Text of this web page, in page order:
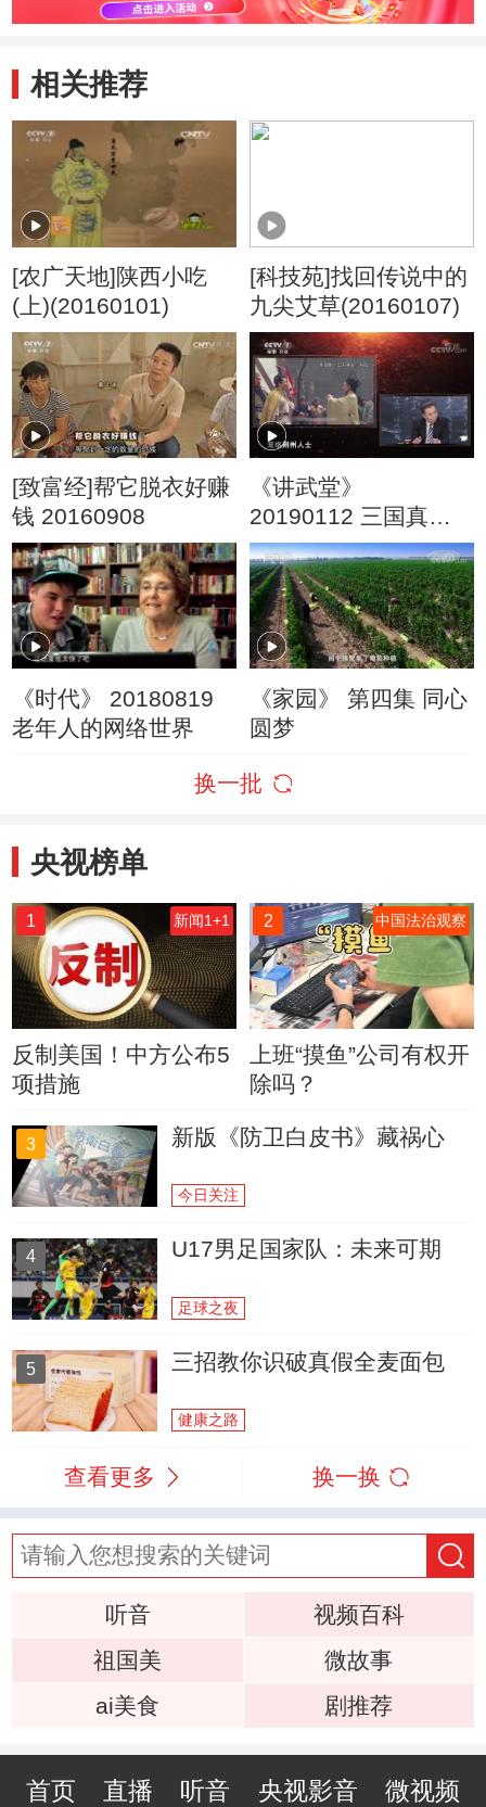
相关推荐
[农广天地]陕西小吃
(上)(20160101)
[科技苑]找回传说中的
九尖艾草(20160107)
[致富经]帮它脱衣好赚
钱 20160908
《讲武堂》
20190112 三国真相
（二） 刘备
《时代》 20180819
老年人的网络世界
《家园》 第四集 同心
圆梦
换一批
央视榜单
1 新闻1+1
反制美国！中方公布5
项措施
2 中国法治观察
上班“摸鱼”公司有权开
除吗？
3 新版《防卫白皮书》藏祸心
今日关注
4 U17男足国家队：未来可期
足球之夜
5 三招教你识破真假全麦面包
健康之路
查看更多 换一换
听音
视频百科
祖国美
微故事
ai美食
剧推荐
首页 直播 听音 央视影音 微视频